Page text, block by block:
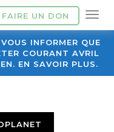
FAIRE UN DON
INFORMER QUE
COURANT AVRIL
EN SAVOIR PLUS.